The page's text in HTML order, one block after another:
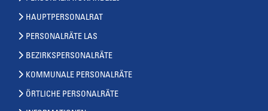
HAUPTPERSONALRAT
PERSONALRÄTE LAS
BEZIRKSPERSONALRÄTE
KOMMUNALE PERSONALRÄTE
ÖRTLICHE PERSONALRÄTE